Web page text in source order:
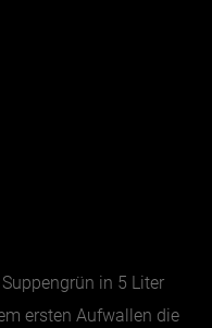
in 5 Liter
ersten Aufwallen die